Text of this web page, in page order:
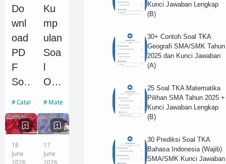
Kab
upa
ten/
Kot
a,
Pro
vins
i,
dan
Nas
iona
(Ka
bup
ate
n,
Pro
vins
i)
dan
Pe
mb
aha
Do
wnl
oad
PD
F
Soa
OS
N
Eko
no
Catatan Ekonomi
Ku
mp
ulan
Soa
l
OS
Mat
em
atik
a
Matematika SMP
18
June
2026
17
June
2026
Kunci Jawaban Lengkap
(B)
30+ Contoh Soal TKA
Geografi SMA/SMK Tahun
2025 dan Kunci Jawaban
(A)
25 Soal TKA Matematika
Pilihan SMA Tahun 2025 +
Kunci Jawaban Lengkap
(B)
30 Prediksi Soal TKA
Bahasa Indonesia (Wajib)
SMA/SMK Kunci Jawaban